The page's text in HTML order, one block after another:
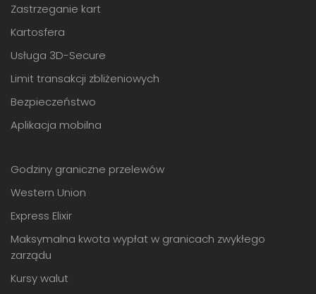
Zastrzeganie kart
Kartosfera
Usługa 3D-Secure
Limit transakcji zbliżeniowych
Bezpieczeństwo
Aplikacja mobilna
Godziny graniczne przelewów
Western Union
Express Elixir
Maksymalna kwota wypłat w granicach zwykłego
zarządu
Kursy walut